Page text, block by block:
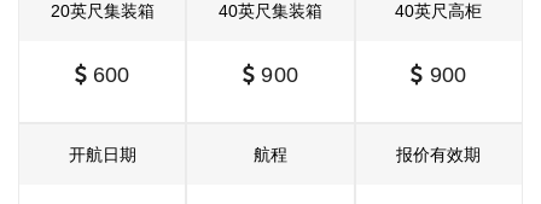
20英尺集装箱
600
40英尺集装箱
900
40英尺高柜
900
开航日期 航程 报价有效期